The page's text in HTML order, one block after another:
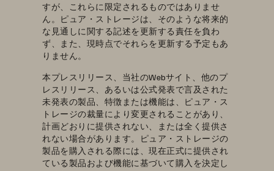
すが、これらに限定されるものではありませ
ん。ピュア・ストレージは、そのような将来的
な見通しに関する記述を更新する責任を負わ
ず、また、現時点でそれらを更新する予定もあ
りません。
本プレスリリース、当社のWebサイト、他のプ
レスリリース、あるいは公式発表で言及された
未発表の製品、特徴または機能は、ピュア・ス
トレージの裁量により変更されることがあり、
計画どおりに提供されない、または全く提供さ
れない場合があります。ピュア・ストレージの
製品を購入される際には、現在正式に提供され
ている製品および機能に基づいて購入を決定し